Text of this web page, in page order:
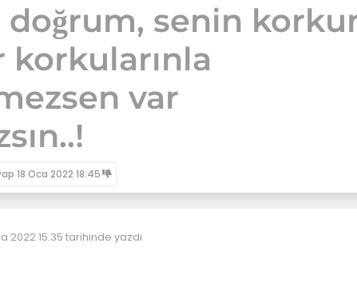
doğrum, senin
var
18 Oca 2022 18:45
2022 15:35 tarihinde yazdı